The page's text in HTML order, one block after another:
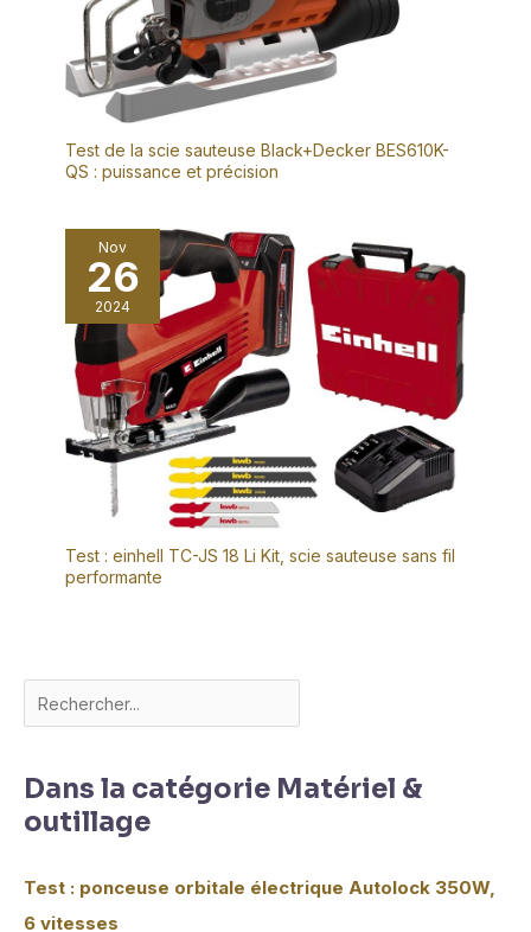
Test de la scie sauteuse Black+Decker BES610K-
QS : puissance et précision
Nov
26
2024
Test : einhell TC-JS 18 Li Kit, scie sauteuse sans fil
performante
Dans la catégorie Matériel &
outillage
Test : ponceuse orbitale électrique Autolock 350W,
6 vitesses